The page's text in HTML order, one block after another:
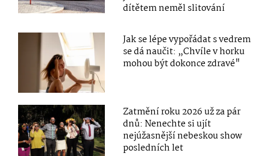
dítětem neměl slitování
Jak se lépe vypořádat s vedrem
se dá naučit: „Chvíle v horku
mohou být dokonce zdravé"
Zatmění roku 2026 už za pár
dnů: Nenechte si ujít
nejúžasnější nebeskou show
posledních let